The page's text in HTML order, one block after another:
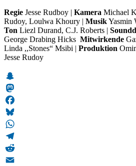
Regie Jesse Rudboy | Kamera Michael
Rudoy, Loulwa Khoury | MusikYasmin
Ton Liezl Durand, C.J. Roberts |
George Drabing Hicks Mitwirkende
Linda ,,Stones“ Msibi | Produktion
Jesse Rudoy
Snapchat
Mastodon
Facebook
Bluesky
WhatsApp
Telegram
Reddit